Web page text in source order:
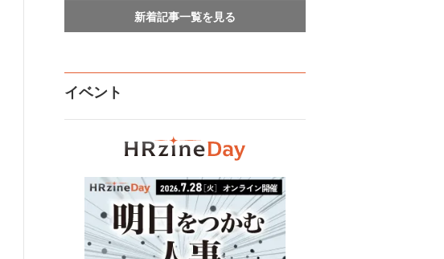
新着記事一覧を見る
イベント